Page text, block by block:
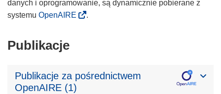
danych i oprogramowanie, są dynamicznie pobierane z
systemu OpenAIRE .
Publikacje
Publikacje za pośrednictwem
OpenAIRE (1)